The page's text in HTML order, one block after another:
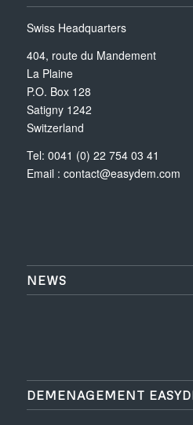
Swiss Headquarters
404, route du Mandement
La Plaine
P.O. Box 128
Satigny 1242
Switzerland
Tel: 0041 (0) 22 754 03 41
Email : contact@easydem.com
NEWS
DEMENAGEMENT